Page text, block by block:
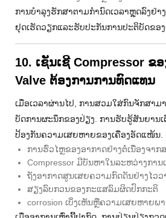
ການບໍາລຸງຮັກສາຕາມກໍານົດເວລາຫຼຸດລົງຢ່
ຢຸດເຮັດວຽກແລະຮັບປະກັນການປະຕິບັດຂອ
10. ເຊັນເຊີ Compressor ຂ
Valve ຕ້ອງການການທົດແທນ
ເມື່ອເວລາຜ່ານໄປ, ການສວມໃສ່ກົນຈັກສາ
ບັດການຜະນຶກຂອງປ່ຽງ. ການຮັບຮູ້ສັນຍານ
ປ້ອງກັນຄວາມເສຍຫາຍຂອງເຄື່ອງອັດແໜ້ນ.
ການຮົ່ວໄຫຼຂອງອາກາດຢ່າງຕໍ່ເນື່ອງຈາ
Compressor ມີບັນຫາໃນລະຫວ່າງການ
ຖັງອາກາດສູນເສຍຄວາມກົດດັນຢ່າງໄວວ
ສຽງລົບກວນຂອງກະແສລົມຜິດປົກກະຕິ
corrosion ເບິ່ງເຫັນຫຼືຄວາມເສຍຫາຍພ